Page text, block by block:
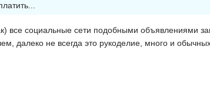
все социальные сети подобными объявлениями
далеко не всегда это рукоделие, много и